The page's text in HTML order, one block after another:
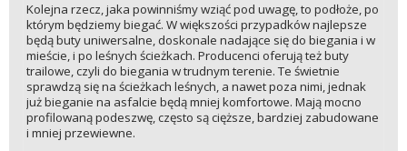
Kolejna rzecz, jaka powinniśmy wziąć pod uwagę, to podłoże, po
którym będziemy biegać. W większości przypadków najlepsze
będą buty uniwersalne, doskonale nadające się do biegania i w
mieście, i po leśnych ścieżkach. Producenci oferują też buty
trailowe, czyli do biegania w trudnym terenie. Te świetnie
sprawdzą się na ścieżkach leśnych, a nawet poza nimi, jednak
już bieganie na asfalcie będą mniej komfortowe. Mają mocno
profilowaną podeszwę, często są cięższe, bardziej zabudowane
i mniej przewiewne.